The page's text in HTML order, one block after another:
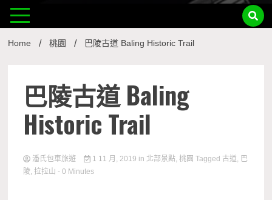
Home 桃園 巴陵古道 Baling Historic Trail
巴陵古道 Baling
Historic Trail
潘氏包車旅遊 1 11 月, 2019 in 北部景點, 桃園 Tagged 古道, 巴
陵,拉拉山 - 0 Minutes